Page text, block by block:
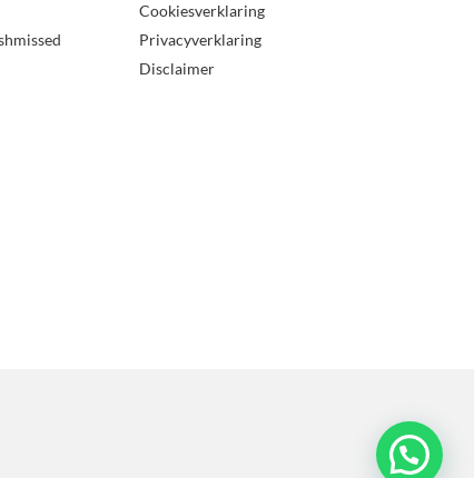
Cookiesverklaring
Privacyverklaring
Disclaimer